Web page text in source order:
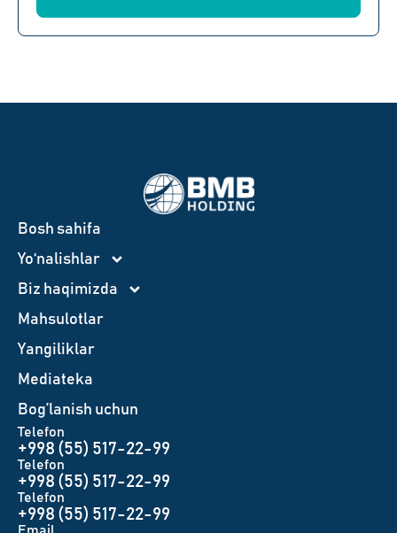
Bosh sahifa
Yo‘nalishlar
Biz haqimizda
Mahsulotlar
Yangiliklar
Mediateka
Bog’lanish uchun
Telefon
+998 (55) 517-22-99
Telefon
+998 (55) 517-22-99
Telefon
+998 (55) 517-22-99